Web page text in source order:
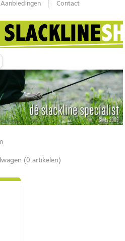
Aanbiedingen
Contact
(0 artikelen)